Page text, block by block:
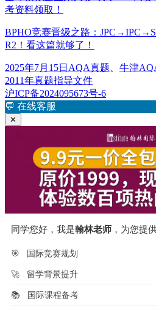
考资料领取！
BPHO竞赛晋级之路：
R2！看这篇就够了！
发
布
于
2025年7月15日 分
类
AQA真题 牛津
2011年真题指导文件
沪ICP备2024095673号-6
💬 在线客服
✕
同学您好，我是翰林老师 ，为您提
🎯 国际竞赛规划
🚀 留学背景提升
📚 国际课程备考